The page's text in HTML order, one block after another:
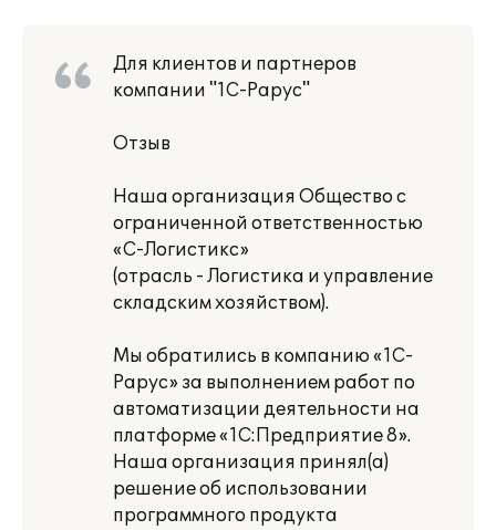
Для клиентов и партнеров
компании "1С-Рарус"
Отзыв
Наша организация Общество с
ограниченной ответственностью
«С-Логистикс»
(отрасль - Логистика и управление
складским хозяйством).
Мы обратились в компанию «1С-
Рарус» за выполнением работ по
автоматизации деятельности на
платформе «1С:Предприятие 8».
Наша организация принял(а)
решение об использовании
программного продукта